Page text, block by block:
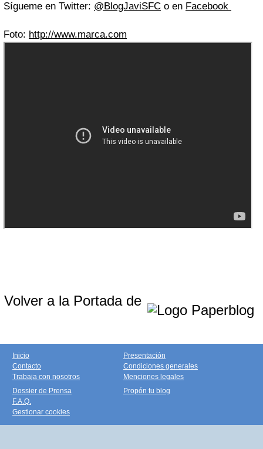
Sígueme en Twitter: @BlogJaviSFC o en Facebook
Foto: http://www.marca.com
Volver a la Portada de
Inicio
Contacto
Trabaja con nosotros
Presentación
Condiciones generales
Menciones legales
Dossier de Prensa
F.A.Q.
Gestionar cookies
Propón tu blog